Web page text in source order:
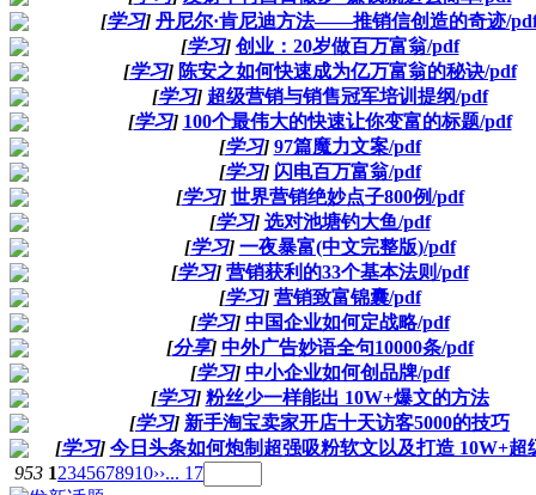
[学习] 丹尼尔·肯尼迪方法——推销信创造的奇迹/
[学习] 创业：20岁做百万富翁/pdf
[学习] 陈安之如何快速成为亿万富翁的秘诀/pdf
[学习] 超级营销与销售冠军培训提纲/pdf
[学习] 100个最伟大的快速让你变富的标题/pdf
[学习] 97篇魔力文案/pdf
[学习] 闪电百万富翁/pdf
[学习] 世界营销绝妙点子800例/pdf
[学习] 选对池塘钓大鱼/pdf
[学习] 一夜暴富(中文完整版)/pdf
[学习] 营销获利的33个基本法则/pdf
[学习] 营销致富锦囊/pdf
[学习] 中国企业如何定战略/pdf
[分享] 中外广告妙语全句10000条/pdf
[学习] 中小企业如何创品牌/pdf
[学习] 粉丝少一样能出 10W+爆文的方法
[学习] 新手淘宝卖家开店十天访客5000的技巧
[学习] 今日头条如何炮制超强吸粉软文以及打造 10W+超
953 12345678910››... 17